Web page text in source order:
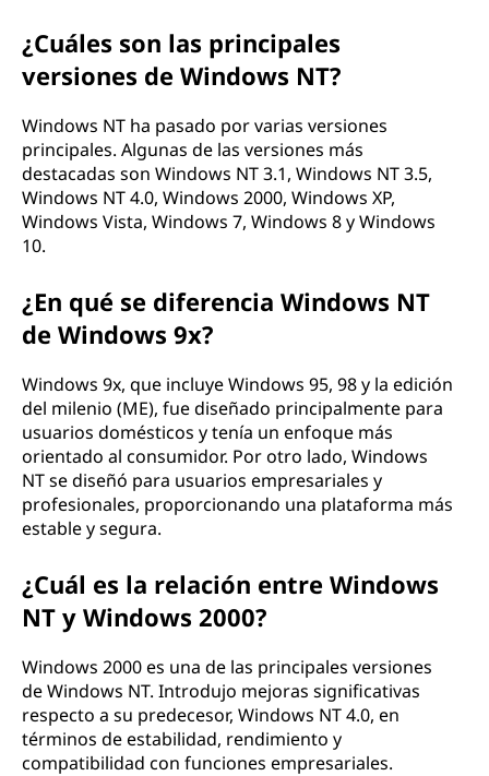
¿Cuáles son las principales
versiones de Windows NT?
Windows NT ha pasado por varias versiones
principales. Algunas de las versiones más
destacadas son Windows NT 3.1, Windows NT 3.5,
Windows NT 4.0, Windows 2000, Windows XP,
Windows Vista, Windows 7, Windows 8 y Windows
10.
¿En qué se diferencia Windows NT
de Windows 9x?
Windows 9x, que incluye Windows 95, 98 y la edición
del milenio (ME), fue diseñado principalmente para
usuarios domésticos y tenía un enfoque más
orientado al consumidor. Por otro lado, Windows
NT se diseñó para usuarios empresariales y
profesionales, proporcionando una plataforma más
estable y segura.
¿Cuál es la relación entre Windows
NT y Windows 2000?
Windows 2000 es una de las principales versiones
de Windows NT. Introdujo mejoras significativas
respecto a su predecesor, Windows NT 4.0, en
términos de estabilidad, rendimiento y
compatibilidad con funciones empresariales.